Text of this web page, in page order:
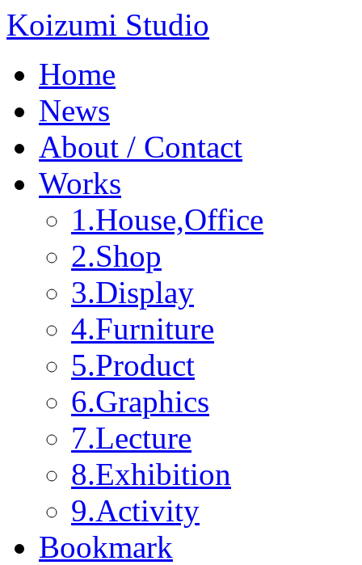
Koizumi Studio
Home
News
About / Contact
Works
1.House,Office
2.Shop
3.Display
4.Furniture
5.Product
6.Graphics
7.Lecture
8.Exhibition
9.Activity
Bookmark